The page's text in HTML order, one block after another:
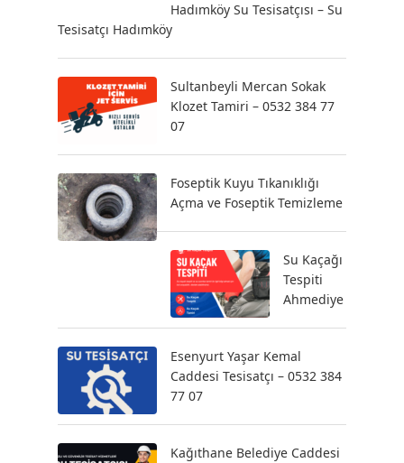
Hadımköy Su Tesisatçısı – Su
Tesisatçı Hadımköy
Sultanbeyli Mercan Sokak
Klozet Tamiri – 0532 384 77
07
Foseptik Kuyu Tıkanıklığı
Açma ve Foseptik Temizleme
Su Kaçağı
Tespiti
Ahmediye
Esenyurt Yaşar Kemal
Caddesi Tesisatçı – 0532 384
77 07
Kağıthane Belediye Caddesi